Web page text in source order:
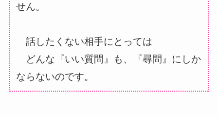
せん。
話したくない相手にとっては
どんな『いい質問』も、『尋問』にしか
ならないのです。